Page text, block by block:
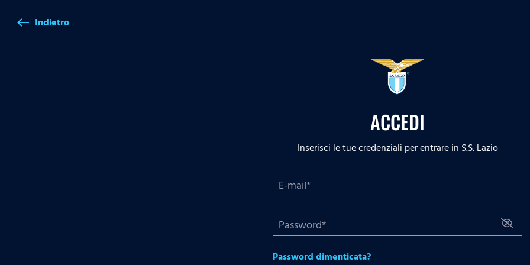
west Indietro
ACCEDI
Inserisci le tue credenziali per entrare in S.S. Lazio
Password dimenticata?